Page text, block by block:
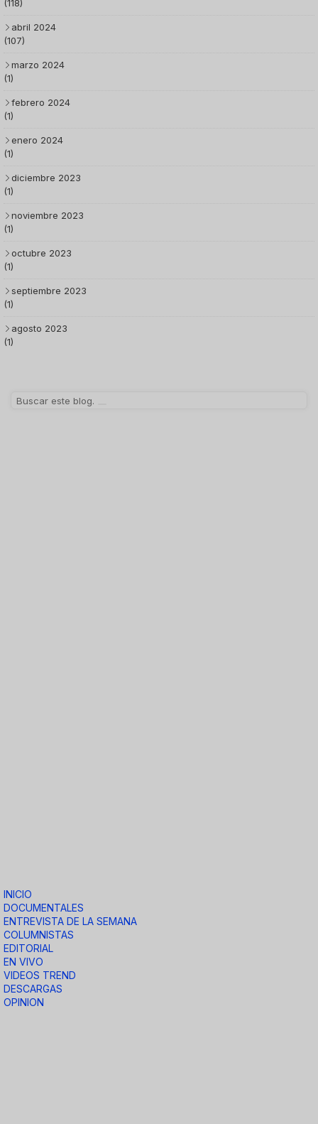
(118)
abril 2024
(107)
marzo 2024
(1)
febrero 2024
(1)
enero 2024
(1)
diciembre 2023
(1)
noviembre 2023
(1)
octubre 2023
(1)
septiembre 2023
(1)
agosto 2023
(1)
INICIO
DOCUMENTALES
ENTREVISTA DE LA SEMANA
COLUMNISTAS
EDITORIAL
EN VIVO
VIDEOS TREND
DESCARGAS
OPINION